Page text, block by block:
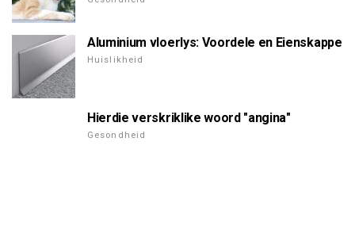
Aluminium vloerlys: Voordele en Eienskappe
Huislikheid
Hierdie verskriklike woord "angina"
Gesondheid